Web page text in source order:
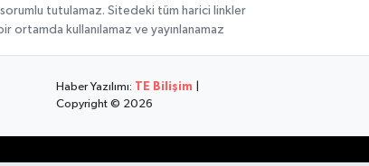
tutulamaz. Sitedeki tüm harici linkler
ortamda kullanılamaz ve yayınlanamaz
Haber Yazılımı: TE Bilişim
Copyright © 2026